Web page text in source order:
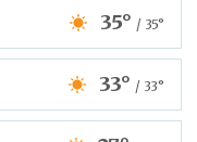
35° / 35°
33° / 33°